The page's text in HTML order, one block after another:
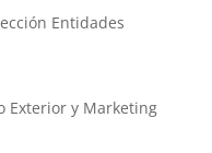
Entidades
Exterior y Marketing